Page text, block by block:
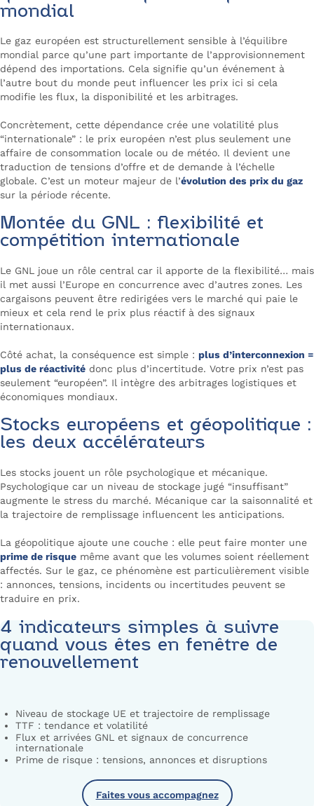
mondial
Le gaz européen est structurellement sensible à l’équilibre
mondial parce qu’une part importante de l’approvisionnement
dépend des importations. Cela signifie qu’un événement à
l’autre bout du monde peut influencer les prix ici si cela
modifie les flux, la disponibilité et les arbitrages.
Concrètement, cette dépendance crée une volatilité plus
“internationale” : le prix européen n’est plus seulement une
affaire de consommation locale ou de météo. Il devient une
traduction de tensions d’offre et de demande à l’échelle
globale. C’est un moteur majeur de l’évolution des prix du gaz
sur la période récente.
Montée du GNL : flexibilité et
compétition internationale
Le GNL joue un rôle central car il apporte de la flexibilité… mais
il met aussi l’Europe en concurrence avec d’autres zones. Les
cargaisons peuvent être redirigées vers le marché qui paie le
mieux et cela rend le prix plus réactif à des signaux
internationaux.
Côté achat, la conséquence est simple : plus d’interconnexion =
plus de réactivité donc plus d’incertitude. Votre prix n’est pas
seulement “européen”. Il intègre des arbitrages logistiques et
économiques mondiaux.
Stocks européens et géopolitique :
les deux accélérateurs
Les stocks jouent un rôle psychologique et mécanique.
Psychologique car un niveau de stockage jugé “insuffisant”
augmente le stress du marché. Mécanique car la saisonnalité et
la trajectoire de remplissage influencent les anticipations.
La géopolitique ajoute une couche : elle peut faire monter une
prime de risque même avant que les volumes soient réellement
affectés. Sur le gaz, ce phénomène est particulièrement visible
: annonces, tensions, incidents ou incertitudes peuvent se
traduire en prix.
4 indicateurs simples à suivre
quand vous êtes en fenêtre de
renouvellement
Niveau de stockage UE et trajectoire de remplissage
TTF : tendance et volatilité
Flux et arrivées GNL et signaux de concurrence
internationale
Prime de risque : tensions, annonces et disruptions
Faites vous accompagnez